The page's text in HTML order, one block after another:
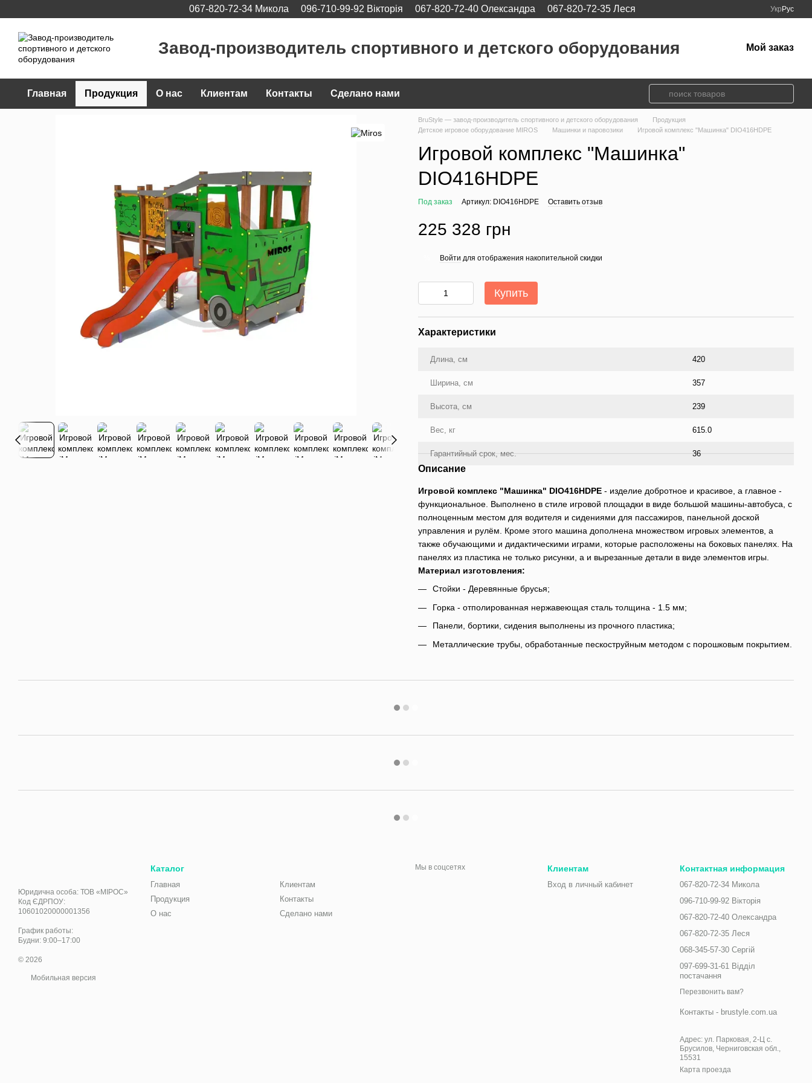
067-820-72-34 Микола 096-710-99-92 Вікторія 067-820-72-40 Олександра 067-820-72-35 Леся Укр Рус
Завод-производитель спортивного и детского оборудования Мой заказ
Главная Продукция О нас Клиентам Контакты Сделано нами
BruStyle — завод-производитель спортивного и детского оборудования
Продукция
Детское игровое оборудование MIROS
Машинки и паровозики Игровой комплекс "Машинка" DIO416HDPE
Игровой комплекс "Машинка"
DIO416HDPE
Под заказ Артикул: DIO416HDPE Оставить отзыв
225 328 грн
Войти для отображения накопительной скидки
Купить
Характеристики
Длина, см 420
Ширина, см 357
Высота, см 239
Вес, кг 615.0
Гарантийный срок, мес. 36
Описание
Игровой комплекс "Машинка" DIO416HDPE - изделие добротное и красивое, а главное -
функциональное. Выполнено в стиле игровой площадки в виде большой машины-автобуса, с
полноценным местом для водителя и сидениями для пассажиров, панельной доской
управления и рулём. Кроме этого машина дополнена множеством игровых элементов, а
также обучающими и дидактическими играми, которые расположены на боковых панелях. На
панелях из пластика не только рисунки, а и вырезанные детали в виде элементов игры.
Материал изготовления:
Стойки - Деревянные брусья;
Горка - отполированная нержавеющая сталь толщина - 1.5 мм;
Панели, бортики, сидения выполнены из прочного пластика;
Металлические трубы, обработанные пескоструйным методом с порошковым покрытием.
Юридична особа: ТОВ «МІРОС»
Код ЄДРПОУ:
10601020000001356
График работы:
Будни: 9:00–17:00
© 2026
Мобильная версия
Каталог
Главная
Продукция
О нас
Клиентам
Контакты
Сделано нами
Мы в соцсетях Клиентам
Вход в личный кабинет
Контактная информация
067-820-72-34 Микола
096-710-99-92 Вікторія
067-820-72-40 Олександра
067-820-72-35 Леся
068-345-57-30 Сергій
097-699-31-61 Відділ
постачання
Перезвонить вам?
Контакты - brustyle.com.ua
Адрес: ул. Парковая, 2-Ц с.
Брусилов, Черниговская обл.,
15531
Карта проезда